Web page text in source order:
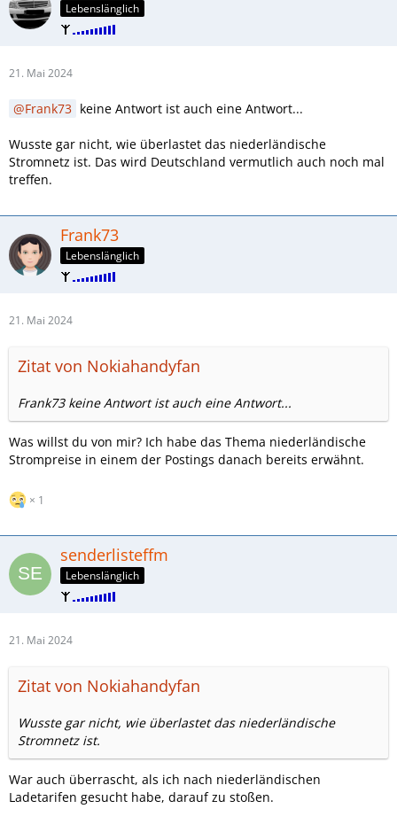
Lebenslänglich
21. Mai 2024
Frank73 keine Antwort ist auch eine Antwort...
Wusste gar nicht, wie überlastet das niederländische
Stromnetz ist. Das wird Deutschland vermutlich auch noch mal
treffen.
Frank73
Lebenslänglich
21. Mai 2024
Zitat von Nokiahandyfan
Frank73 keine Antwort ist auch eine Antwort...
Was willst du von mir? Ich habe das Thema niederländische
Strompreise in einem der Postings danach bereits erwähnt.
1
senderlisteffm
Lebenslänglich
21. Mai 2024
Zitat von Nokiahandyfan
Wusste gar nicht, wie überlastet das niederländische
Stromnetz ist.
War auch überrascht, als ich nach niederländischen
Ladetarifen gesucht habe, darauf zu stoßen.